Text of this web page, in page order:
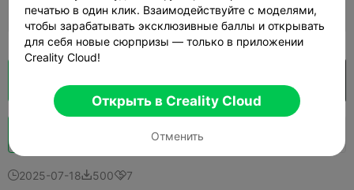
 22h 17m  1 plates  509.96g
399 382
2025-07-185007
печатью в один клик. Взаимодействуйте с моделями,
чтобы зарабатывать эксклюзивные баллы и открывать
для себя новые сюрпризы — только в приложении
Creality Cloud!
Открыть в Creality Cloud
Отменить